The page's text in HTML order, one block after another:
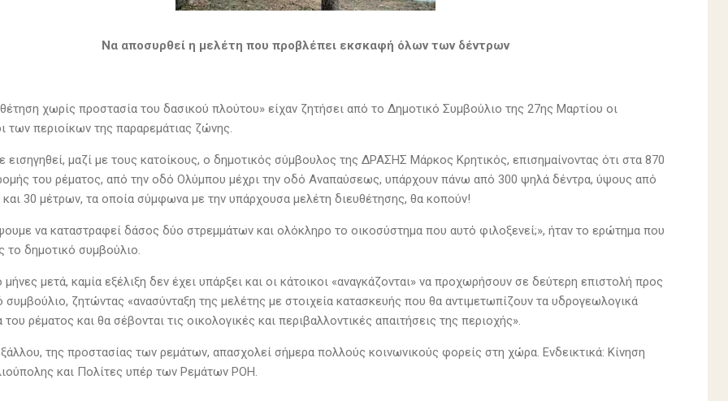
Να αποσυρθεί η μελέτη που προβλέπει εκσκαφή όλων των δέντρων
χωρίς προστασία του δασικού πλούτου» είχαν ζητήσει από το Δημοτικό Συμβούλιο της 27ης Μαρτίου οι
των περιοίκων της παραρεμάτιας ζώνης.
εισηγηθεί, μαζί με τους κατοίκους, ο δημοτικός σύμβουλος της ΔΡΑΣΗΣ Μάρκος Κρητικός, επισημαίνοντας ότι στα 870
του ρέματος, από την οδό Ολύμπου μέχρι την οδό Αναπαύσεως, υπάρχουν πάνω από 300 ψηλά δέντρα, ύψους από
30 μέτρων, τα οποία σύμφωνα με την υπάρχουσα μελέτη διευθέτησης, θα κοπούν!
να καταστραφεί δάσος δύο στρεμμάτων και ολόκληρο το οικοσύστημα που αυτό φιλοξενεί;», ήταν το ερώτημα που
το δημοτικό συμβούλιο.
μετά, καμία εξέλιξη δεν έχει υπάρξει και οι κάτοικοι «αναγκάζονται» να προχωρήσουν σε δεύτερη επιστολή προς
συμβούλιο, ζητώντας «ανασύνταξη της μελέτης με στοιχεία κατασκευής που θα αντιμετωπίζουν τα υδρογεωλογικά
ρέματος και θα σέβονται τις οικολογικές και περιβαλλοντικές απαιτήσεις της περιοχής».
της προστασίας των ρεμάτων, απασχολεί σήμερα πολλούς κοινωνικούς φορείς στη χώρα. Ενδεικτικά: Kίνηση
και Πολίτες υπέρ των Ρεμάτων ΡΟΗ.